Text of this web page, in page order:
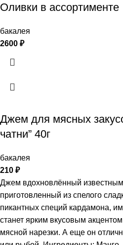
Оливки в ассортименте
бакалея
2600 ₽
Джем для мясных
чатни” 40г
бакалея
210 ₽
Джем вдохновлённый
приготовленный из спелого
пикантных специй кардамона,
станет ярким вкусовым
мясной нарезки. А еще он